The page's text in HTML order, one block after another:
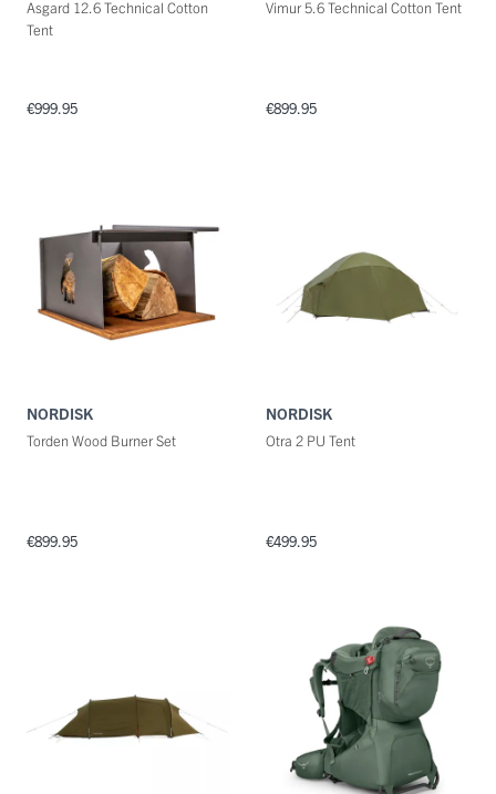
Asgard 12.6 Technical Cotton
Tent
€999.95
Vimur 5.6 Technical Cotton Tent
€899.95
NORDISK
Torden Wood Burner Set
€899.95
NORDISK
Otra 2 PU Tent
€499.95